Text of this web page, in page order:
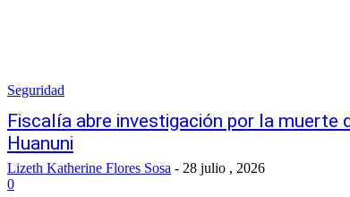
Seguridad
Fiscalía abre investigación por la muerte
Huanuni
Lizeth Katherine Flores Sosa - 28 julio , 2026
0